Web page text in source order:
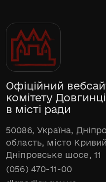
Офіційний
комітету
в місті ради
50086, Україна,
область, місто
Дніпровське шосе, 11
(056) 470-11-00